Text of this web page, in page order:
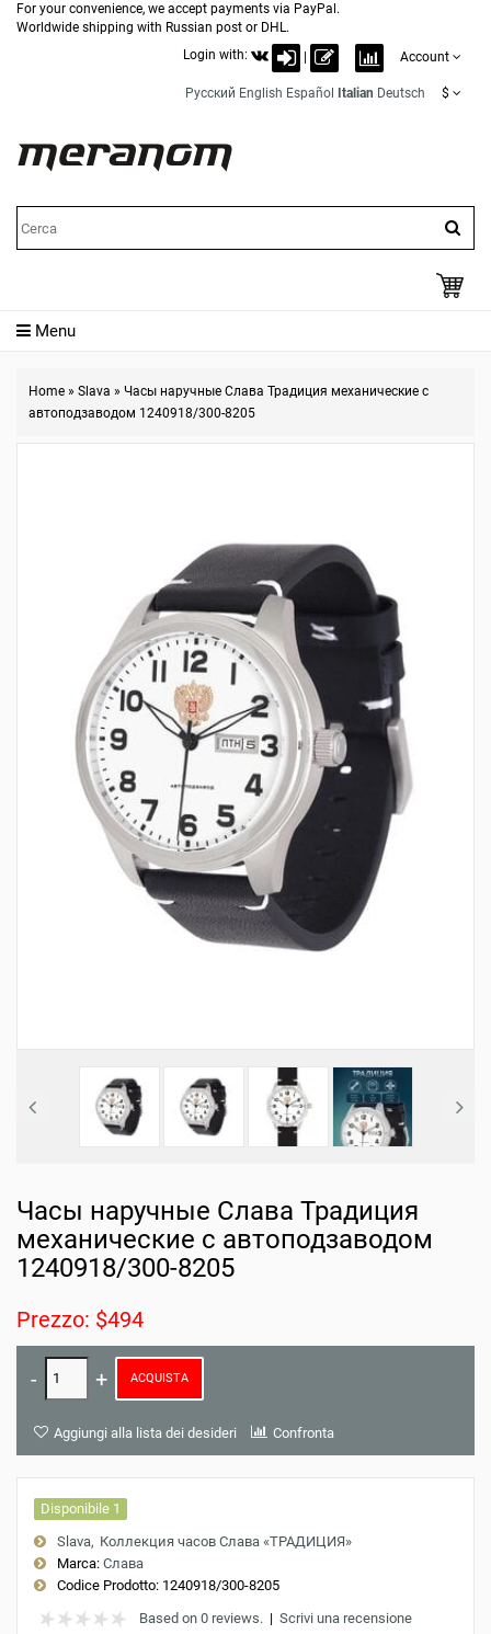
For your convenience, we accept payments via PayPal.
Worldwide shipping with Russian post or DHL.
Login with:
Account
Русский English Español Italian Deutsch $
Menu
Home » Slava » Часы наручные Слава Традиция механические с
автоподзаводом 1240918/300-8205
Часы наручные Слава Традиция
механические с автоподзаводом
1240918/300-8205
Prezzo: $494
ACQUISTA
Aggiungi alla lista dei desideri Confronta
Disponibile 1
Slava Коллекция часов Слава «ТРАДИЦИЯ»
Marca: Слава
Codice Prodotto: 1240918/300-8205
Based on 0 reviews. | Scrivi una recensione